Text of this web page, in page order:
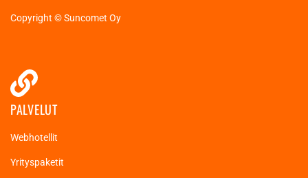
Copyright © Suncomet Oy
PALVELUT
Webhotellit
Yrityspaketit